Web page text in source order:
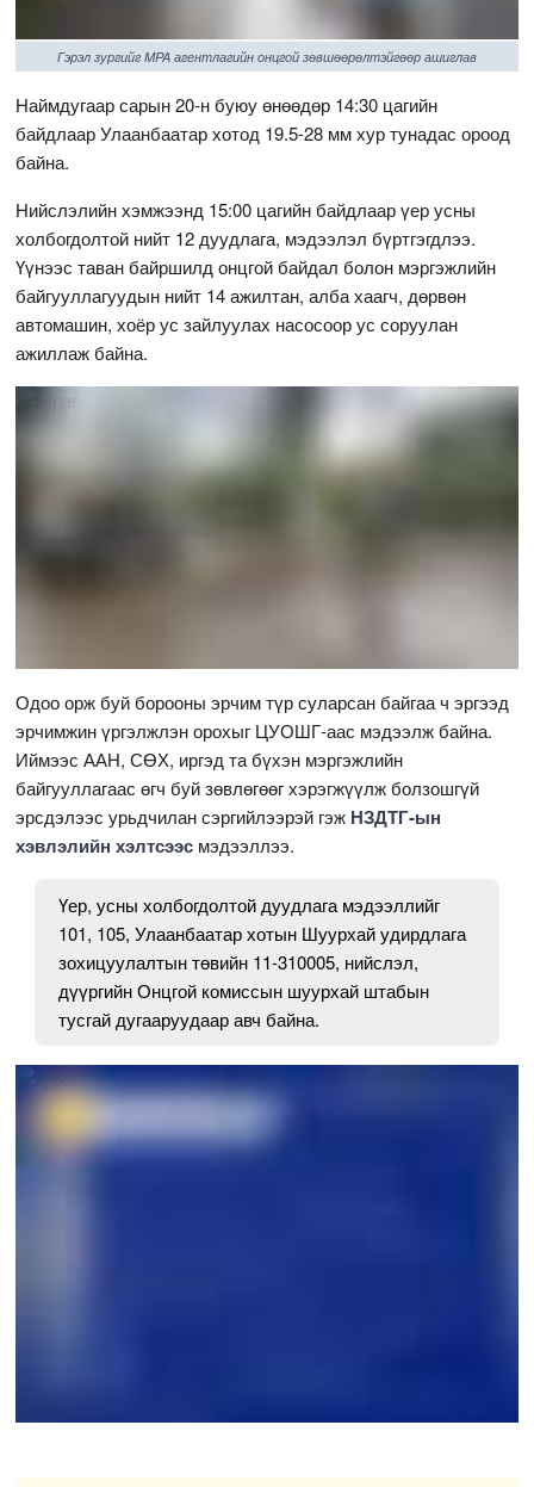
Гэрэл зургийг MPA агентлагийн онцгой зөвшөөрөлтэйгөөр ашиглав
Наймдугаар сарын 20-н буюу өнөөдөр 14:30 цагийн
байдлаар Улаанбаатар хотод 19.5-28 мм хур тунадас ороод
байна.
Нийслэлийн хэмжээнд 15:00 цагийн байдлаар үер усны
холбогдолтой нийт 12 дуудлага, мэдээлэл бүртгэгдлээ.
Үүнээс таван байршилд онцгой байдал болон мэргэжлийн
байгууллагуудын нийт 14 ажилтан, алба хаагч, дөрвөн
автомашин, хоёр ус зайлуулах насосоор ус соруулан
ажиллаж байна.
Одоо орж буй борооны эрчим түр суларсан байгаа ч эргээд
эрчимжин үргэлжлэн орохыг ЦУОШГ-аас мэдээлж байна.
Иймээс ААН, СӨХ, иргэд та бүхэн мэргэжлийн
байгууллагаас өгч буй зөвлөгөөг хэрэгжүүлж болзошгүй
эрсдэлээс урьдчилан сэргийлээрэй гэж НЗДТГ-ын
хэвлэлийн хэлтсээс мэдээллээ.
Үер, усны холбогдолтой дуудлага мэдээллийг
101, 105, Улаанбаатар хотын Шуурхай удирдлага
зохицуулалтын төвийн 11-310005, нийслэл,
дүүргийн Онцгой комиссын шуурхай штабын
тусгай дугааруудаар авч байна.